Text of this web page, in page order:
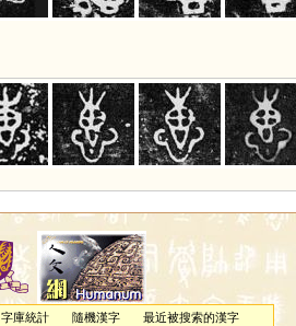
字庫統計 隨機漢字
最近被搜索的漢字